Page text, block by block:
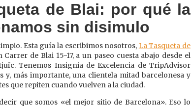
de Blai: por qué la
sin disimulo
Esta guía la escribimos nosotros, La Tasqueta de
Carrer de Blai 15-17, a un paseo cuesta abajo desde el
Tenemos Insignia de Excelencia de TripAdvisor
y, más importante, una clientela mitad barcelonesa y
que repiten cuando vuelven a la ciudad.
que somos «el mejor sitio de Barcelona». Eso lo